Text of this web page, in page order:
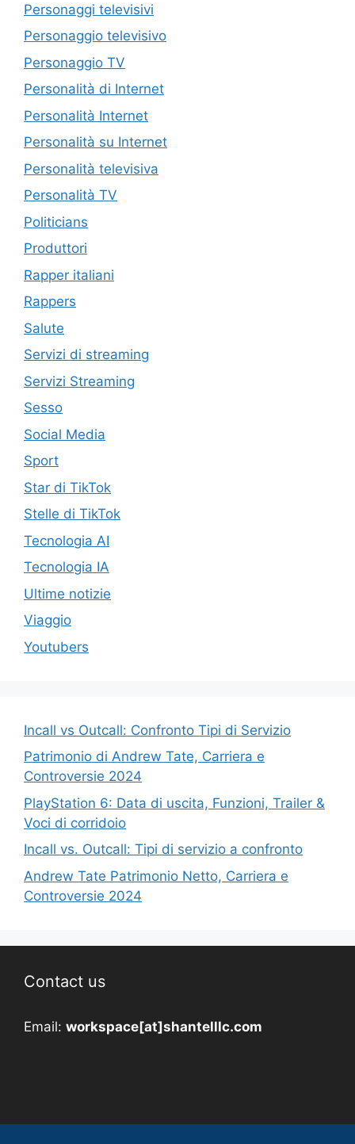
Personaggi televisivi
Personaggio televisivo
Personaggio TV
Personalità di Internet
Personalità Internet
Personalità su Internet
Personalità televisiva
Personalità TV
Politicians
Produttori
Rapper italiani
Rappers
Salute
Servizi di streaming
Servizi Streaming
Sesso
Social Media
Sport
Star di TikTok
Stelle di TikTok
Tecnologia AI
Tecnologia IA
Ultime notizie
Viaggio
Youtubers
Incall vs Outcall: Confronto Tipi di Servizio
Patrimonio di Andrew Tate, Carriera e
Controversie 2024
PlayStation 6: Data di uscita, Funzioni, Trailer &
Voci di corridoio
Incall vs. Outcall: Tipi di servizio a confronto
Andrew Tate Patrimonio Netto, Carriera e
Controversie 2024
Contact us
Email: workspace[at]shantelllc.com